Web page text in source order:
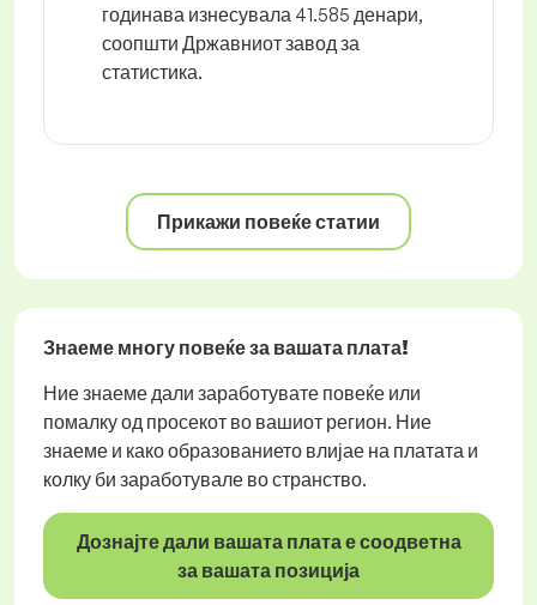
годинава изнесувала 41.585 денари,
соопшти Државниот завод за
статистика.
Прикажи повеќе статии
Знаеме многу повеќе за вашата плата!
Ние знаеме дали заработувате повеќе или
помалку од просекот во вашиот регион. Ние
знаеме и како образованието влијае на платата и
колку би заработувале во странство.
Дознајте дали вашата плата е соодветна
за вашата позиција